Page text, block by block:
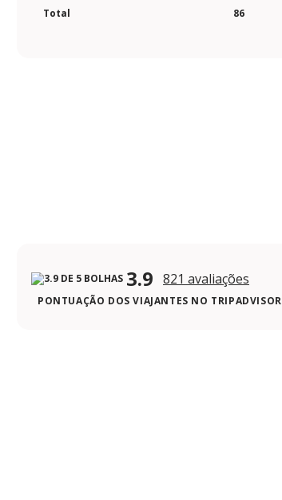
Total
86
3.9 821 avaliações
PONTUAÇÃO DOS VIAJANTES NO TRIPADVISOR